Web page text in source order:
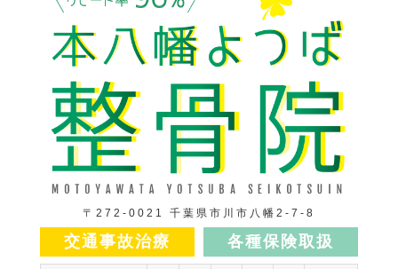
〒272-0021 千葉県市川市八幡2-7-8
交通事故治療 各種保険取扱